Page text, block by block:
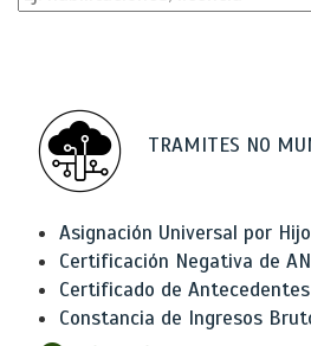
TRAMITES NO
Asignación Universal por Hijo
Certificación Negativa de
Certificado de
Constancia de Ingresos